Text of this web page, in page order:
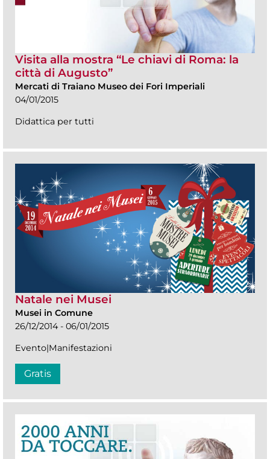
Visita alla mostra “Le chiavi di Roma: la
città di Augusto”
Mercati di Traiano Museo dei Fori Imperiali
04/01/2015
Didattica per tutti
Natale nei Musei
Musei in Comune
26/12/2014 - 06/01/2015
Evento|Manifestazioni
Gratis